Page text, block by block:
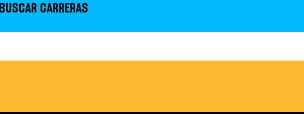
BUSCAR CARRERAS